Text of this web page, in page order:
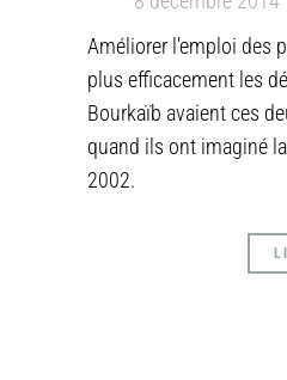
Améliorer l'emploi des
plus efficacement les
Bourkaïb avaient ces
quand ils ont imaginé
2002.